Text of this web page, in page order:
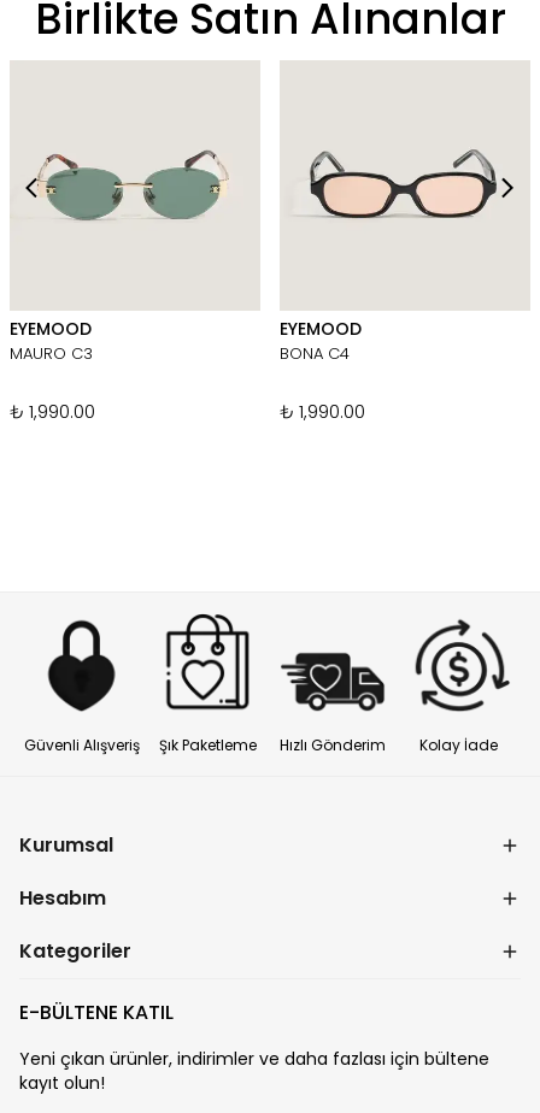
Birlikte Satın Alınanlar
EYEMOOD
MAURO C3
₺ 1,990.00
EYEMOOD
BONA C4
₺ 1,990.00
Güvenli Alışveriş Şık Paketleme Hızlı Gönderim Kolay İade
Kurumsal
Hesabım
Kategoriler
E-BÜLTENE KATIL
Yeni çıkan ürünler, indirimler ve daha fazlası için bültene
kayıt olun!